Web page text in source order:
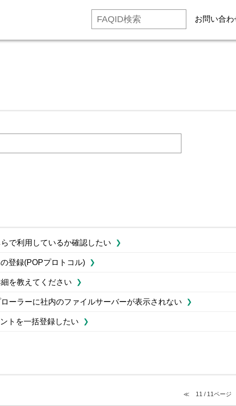
お問い合わ
で利用しているか確認したい
登録(POPプロトコル)
を教えてください
ーラーに社内のファイルサーバーが表示されない
トを一括登録したい
≪ 11 / 11ページ